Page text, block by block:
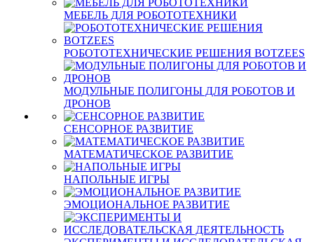
МЕБЕЛЬ ДЛЯ РОБОТОТЕХНИКИ
РОБОТОТЕХНИЧЕСКИЕ РЕШЕНИЯ BOTZEES
МОДУЛЬНЫЕ ПОЛИГОНЫ ДЛЯ РОБОТОВ И
ДРОНОВ
СЕНСОРНОЕ РАЗВИТИЕ
МАТЕМАТИЧЕСКОЕ РАЗВИТИЕ
НАПОЛЬНЫЕ ИГРЫ
ЭМОЦИОНАЛЬНОЕ РАЗВИТИЕ